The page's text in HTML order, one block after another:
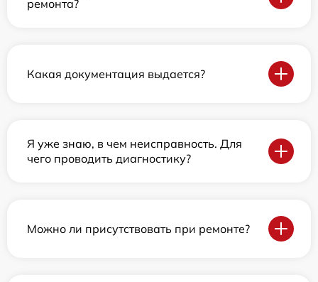
ремонта?
Какая документация выдается?
Я уже знаю, в чем неисправность. Для
чего проводить диагностику?
Можно ли присутствовать при ремонте?